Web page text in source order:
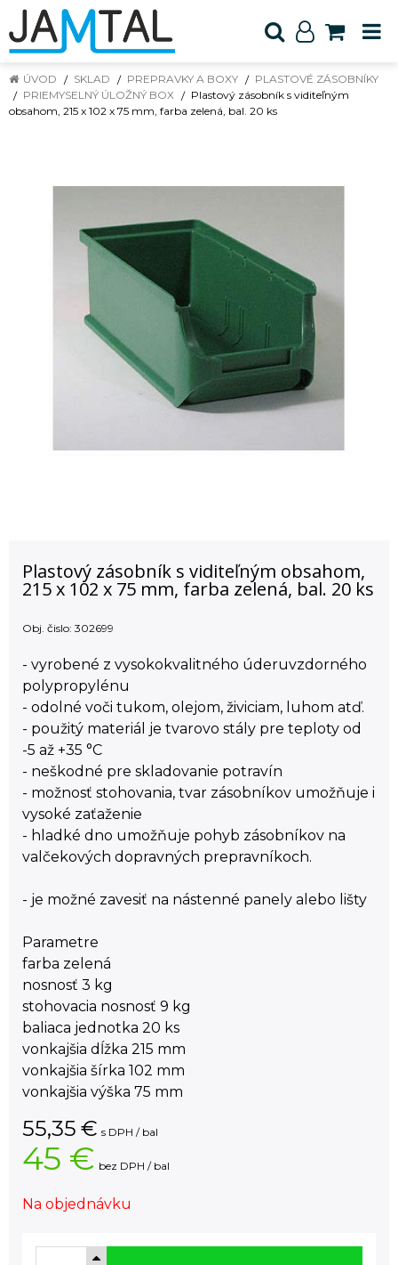
ÚVOD SKLAD PREPRAVKY A BOXY
PLASTOVÉ ZÁSOBNÍKY
PRIEMYSELNÝ ÚLOŽNÝ BOX
Plastový zásobník s viditeľným
obsahom, 215 x 102 x 75 mm, farba zelená, bal. 20 ks
Plastový zásobník s viditeľným obsahom,
215 x 102 x 75 mm, farba zelená, bal. 20 ks
Obj. čislo: 302699
- vyrobené z vysokokvalitného úderuvzdorného
polypropylénu
- odolné voči tukom, olejom, živiciam, luhom atď.
- použitý materiál je tvarovo stály pre teploty od
-5 až +35 °C
- neškodné pre skladovanie potravín
- možnosť stohovania, tvar zásobníkov umožňuje i
vysoké zaťaženie
- hladké dno umožňuje pohyb zásobníkov na
valčekových dopravných prepravníkoch.
- je možné zavesiť na nástenné panely alebo lišty
Parametre
farba zelená
nosnosť 3 kg
stohovacia nosnosť 9 kg
baliaca jednotka 20 ks
vonkajšia dĺžka 215 mm
vonkajšia šírka 102 mm
vonkajšia výška 75 mm
55,35 € s DPH / bal
45 € bez DPH / bal
Na objednávku